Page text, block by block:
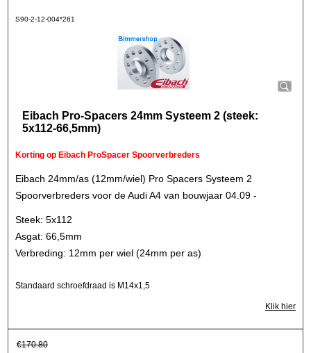
S90-2-12-004*261
Eibach Pro-Spacers 24mm Systeem 2 (steek:
5x112-66,5mm)
Korting op Eibach ProSpacer Spoorverbreders
Eibach 24mm/as (12mm/wiel) Pro Spacers Systeem 2
Spoorverbreders voor de Audi A4 van bouwjaar 04.09 -
Steek: 5x112
Asgat: 66,5mm
Verbreding: 12mm per wiel (24mm per as)
Standaard schroefdraad is M14x1,5
Klik hier
€170.80